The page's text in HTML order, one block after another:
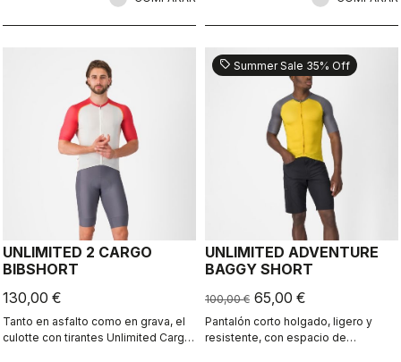
UNLIMITED 2 CARGO
BIBSHORT
130,00 €
Tanto en asfalto como en grava, el
culotte con tirantes Unlimited Cargo
sell Summer Sale 35% Off
UNLIMITED ADVENTURE
BAGGY SHORT
100,00 € 65,00 €
Pantalón corto holgado, ligero y
resistente, con espacio de